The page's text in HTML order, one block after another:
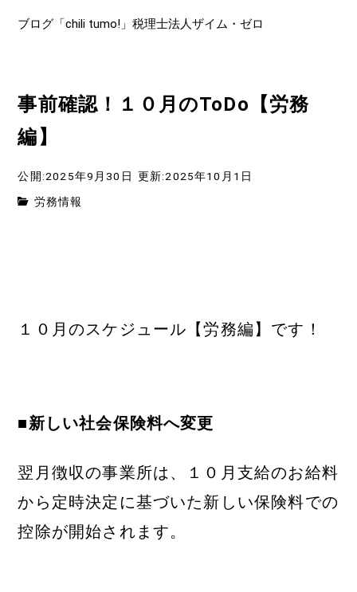
ブログ「chili tumo!」税理士法人ザイム・ゼロ
事前確認！１０月のToDo【労務
編】
公開:2025年9月30日 更新:2025年10月1日
労務情報
１０月のスケジュール【労務編】です！
■新しい社会保険料へ変更
翌月徴収の事業所は、１０月支給のお給料
から定時決定に基づいた新しい保険料での
控除が開始されます。